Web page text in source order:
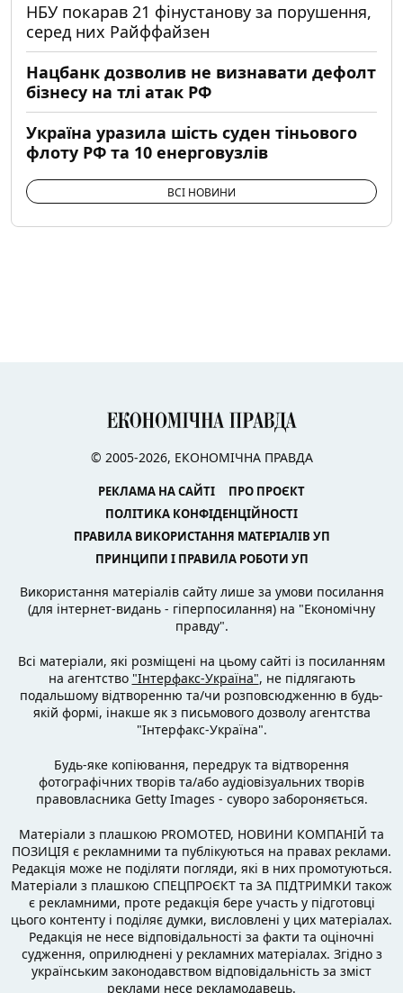
НБУ покарав 21 фінустанову за порушення,
серед них Райффайзен
Нацбанк дозволив не визнавати дефолт
бізнесу на тлі атак РФ
Україна уразила шість суден тіньового
флоту РФ та 10 енерговузлів
ВСІ НОВИНИ
© 2005-2026, ЕКОНОМІЧНА ПРАВДА
РЕКЛАМА НА САЙТІ
ПРО ПРОЄКТ
ПОЛІТИКА КОНФІДЕНЦІЙНОСТІ
ПРАВИЛА ВИКОРИСТАННЯ МАТЕРІАЛІВ УП
ПРИНЦИПИ І ПРАВИЛА РОБОТИ УП
Використання матеріалів сайту лише за умови посилання
(для інтернет-видань - гіперпосилання) на "Економічну
правду".
Всі матеріали, які розміщені на цьому сайті із посиланням
на агентство "Інтерфакс-Україна", не підлягають
подальшому відтворенню та/чи розповсюдженню в будь-
якій формі, інакше як з письмового дозволу агентства
"Інтерфакс-Україна".
Будь-яке копіювання, передрук та відтворення
фотографічних творів та/або аудіовізуальних творів
правовласника Getty Images - суворо забороняється.
Матеріали з плашкою PROMOTED, НОВИНИ КОМПАНІЙ та
ПОЗИЦІЯ є рекламними та публікуються на правах реклами.
Редакція може не поділяти погляди, які в них промотуються.
Матеріали з плашкою СПЕЦПРОЄКТ та ЗА ПІДТРИМКИ також
є рекламними, проте редакція бере участь у підготовці
цього контенту і поділяє думки, висловлені у цих матеріалах.
Редакція не несе відповідальності за факти та оціночні
судження, оприлюднені у рекламних матеріалах. Згідно з
українським законодавством відповідальність за зміст
реклами несе рекламодавець.